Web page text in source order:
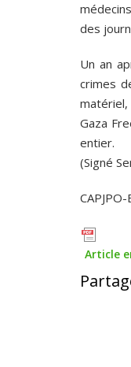
des
Un an
crimes
matériel,
Gaza
entier.
(Signé
Article